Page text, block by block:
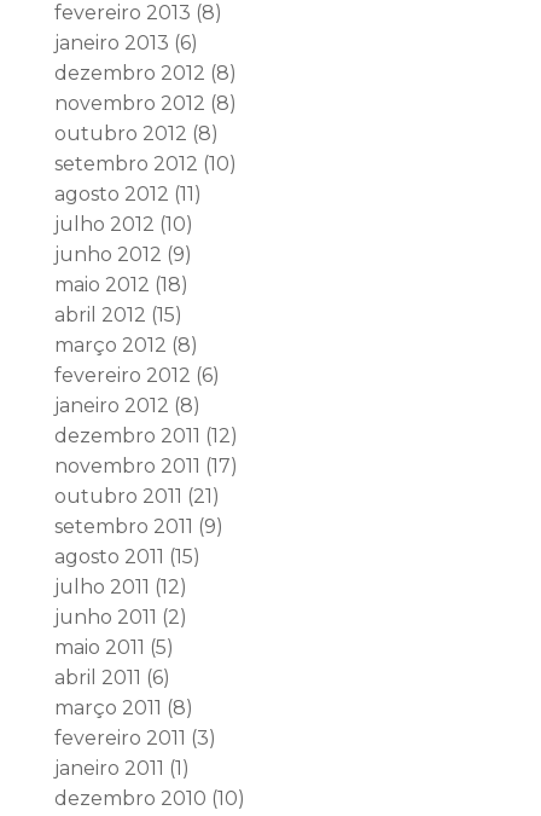
fevereiro 2013 (8)
janeiro 2013 (6)
dezembro 2012 (8)
novembro 2012 (8)
outubro 2012 (8)
setembro 2012 (10)
agosto 2012 (11)
julho 2012 (10)
junho 2012 (9)
maio 2012 (18)
abril 2012 (15)
março 2012 (8)
fevereiro 2012 (6)
janeiro 2012 (8)
dezembro 2011 (12)
novembro 2011 (17)
outubro 2011 (21)
setembro 2011 (9)
agosto 2011 (15)
julho 2011 (12)
junho 2011 (2)
maio 2011 (5)
abril 2011 (6)
março 2011 (8)
fevereiro 2011 (3)
janeiro 2011 (1)
dezembro 2010 (10)